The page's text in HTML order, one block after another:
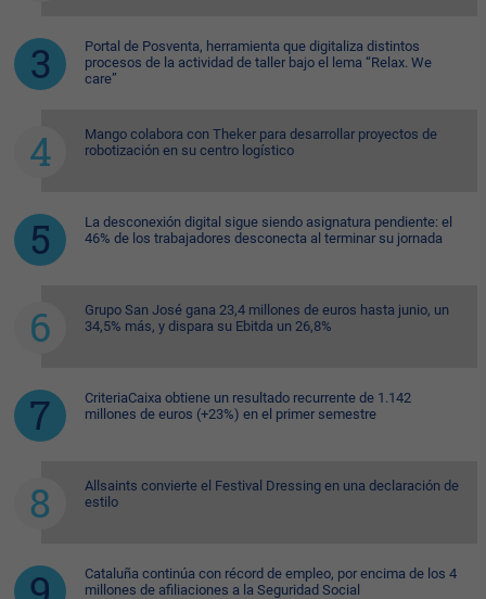
Portal de Posventa, herramienta que digitaliza distintos
procesos de la actividad de taller bajo el lema “Relax. We
care”
Mango colabora con Theker para desarrollar proyectos de
robotización en su centro logístico
La desconexión digital sigue siendo asignatura pendiente: el
46% de los trabajadores desconecta al terminar su jornada
Grupo San José gana 23,4 millones de euros hasta junio, un
34,5% más, y dispara su Ebitda un 26,8%
CriteriaCaixa obtiene un resultado recurrente de 1.142
millones de euros (+23%) en el primer semestre
Allsaints convierte el Festival Dressing en una declaración de
estilo
Cataluña continúa con récord de empleo, por encima de los 4
millones de afiliaciones a la Seguridad Social